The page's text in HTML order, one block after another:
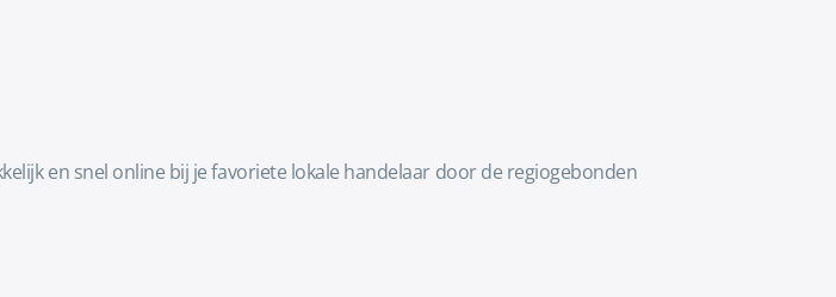
en snel online bij je favoriete lokale handelaar door de regiogebonden